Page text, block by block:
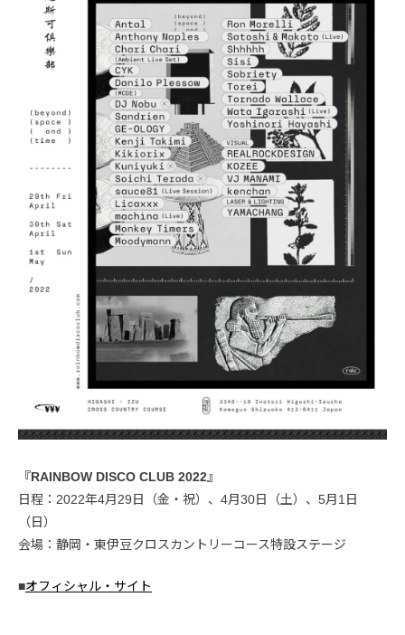
『RAINBOW DISCO CLUB 2022』
日程：2022年4月29日（金・祝）、4月30日（土）、5月1日
（日）
会場：静岡・東伊豆クロスカントリーコース特設ステージ
■オフィシャル・サイト